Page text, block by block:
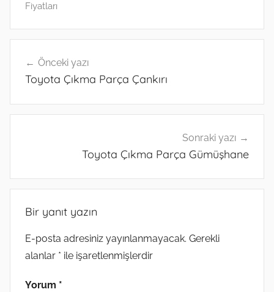
Fiyatları
gezinmesi
Önceki yazı
Toyota Çıkma Parça Çankırı
Sonraki yazı
Toyota Çıkma Parça Gümüşhane
Bir yanıt yazın
E-posta adresiniz yayınlanmayacak. Gerekli
alanlar * ile işaretlenmişlerdir
Yorum *